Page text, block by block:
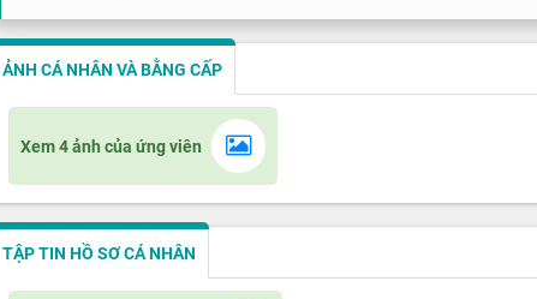
ẢNH CÁ NHÂN VÀ BẰNG CẤP
Xem 4 ảnh của ứng viên
TẬP TIN HỒ SƠ CÁ NHÂN